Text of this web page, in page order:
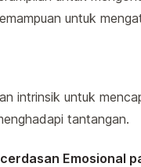
untuk
intrinsik untuk
tantangan.
Emosional